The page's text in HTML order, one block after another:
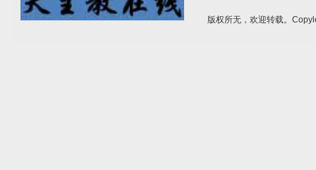
版权所无，欢迎转载。